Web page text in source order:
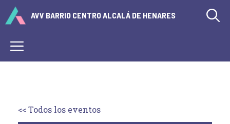
Saltar
AVV BARRIO CENTRO ALCALÁ DE HENARES
Menú
<< Todos los eventos